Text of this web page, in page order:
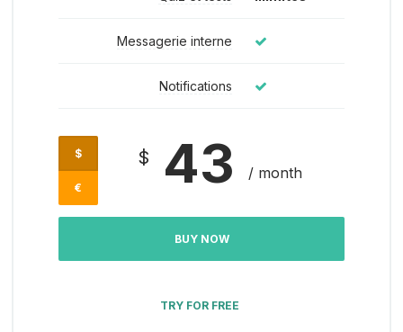
Messagerie interne
Notifications
$
€
$ 43 / month
BUY NOW
TRY FOR FREE